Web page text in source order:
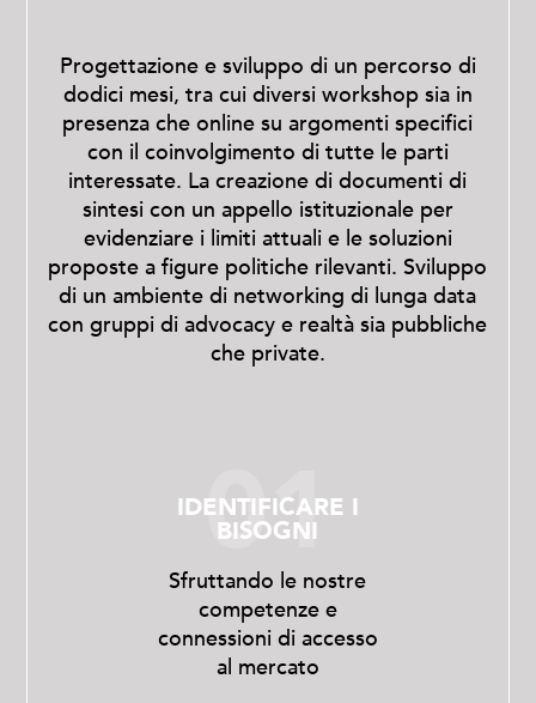
Progettazione e sviluppo di un percorso di
dodici mesi, tra cui diversi workshop sia in
presenza che online su argomenti specifici
con il coinvolgimento di tutte le parti
interessate. La creazione di documenti di
sintesi con un appello istituzionale per
evidenziare i limiti attuali e le soluzioni
proposte a figure politiche rilevanti. Sviluppo
di un ambiente di networking di lunga data
con gruppi di advocacy e realtà sia pubbliche
che private.
01
IDENTIFICARE I
BISOGNI
Sfruttando le nostre
competenze e
connessioni di accesso
al mercato